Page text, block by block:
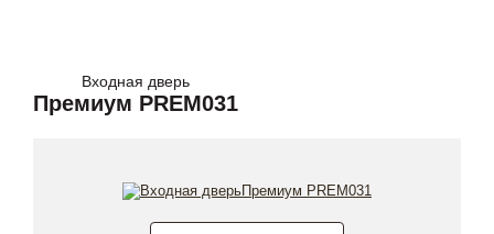
Входная дверь
Премиум PREM031